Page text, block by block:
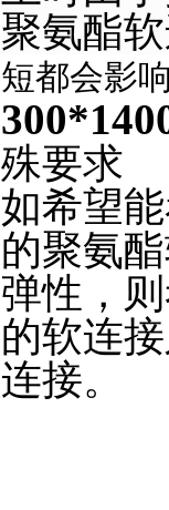
聚氨酯
短都会影
殊要求
如希望
的聚氨
弹性，
的软连
连接。